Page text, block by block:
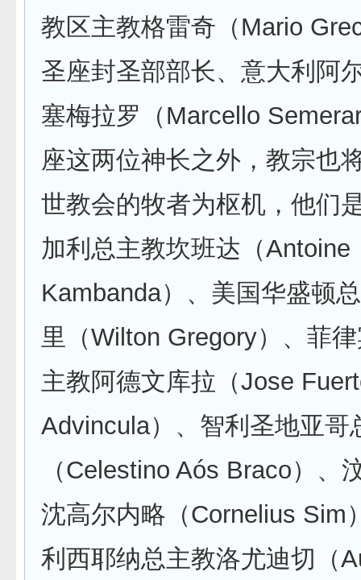
教区主教格雷奇（Mario
圣座封圣部部长、意大利阿
塞梅拉罗（Marcello
座这两位神长之外，教宗也
世教会的牧者为枢机，他们
加利总主教坎班达（Antoine
Kambanda）、美国华盛顿
里（Wilton Gregory）、菲
主教阿德文库拉（Jose
Advincula）、智利圣地亚哥
（Celestino Aós Braco）、
沈高尔内略（Cornelius Sim
利西耶纳总主教洛尤迪切（